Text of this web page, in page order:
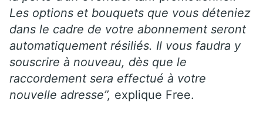
Les options et bouquets que vous déteniez
dans le cadre de votre abonnement seront
automatiquement résiliés. Il vous faudra y
souscrire à nouveau, dès que le
raccordement sera effectué à votre
nouvelle adresse”, explique Free.